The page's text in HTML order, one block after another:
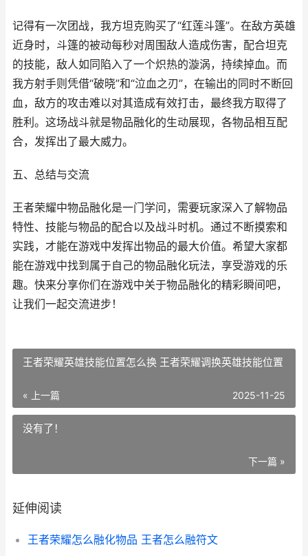
记得有一次团战，我方坦克购买了“红莲斗篷”。在敌方英雄
近身时，斗篷的被动每秒对周围敌人造成伤害，配合坦克
的技能，敌人如同陷入了一个炽热的漩涡，持续掉血。而
我方射手则凭借“破晓”和“泣血之刃”，在输出的同时不断回
血，敌方的攻击难以对其造成有效打击，最终我方取得了
胜利。这场战斗就是物品融化的生动展现，各物品相互配
合，发挥出了最大威力。
五、总结与交流
王者荣耀中物品融化是一门学问，需要玩家深入了解物品
特性、技能与物品的配合以及战斗时机。通过不断摸索和
实践，才能在游戏中发挥出物品的最大价值。希望大家都
能在游戏中找到属于自己的物品融化玩法，享受游戏的乐
趣。快来分享你们在游戏中关于物品融化的精彩瞬间吧，
让我们一起交流进步！
王者荣耀英雄技能位置怎么换 王者荣耀调换英雄技能位置
« 上一篇 2025-11-25
没有了！
下一篇 »
延伸阅读
王者荣耀怎么融化物品 王者怎么融符文